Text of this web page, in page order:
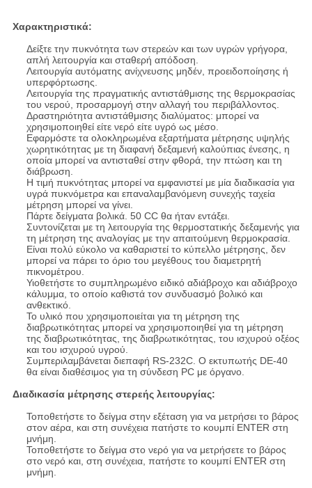
Χαρακτηριστικά:
Δείξτε την πυκνότητα των στερεών και των υγρών γρήγορα,
απλή λειτουργία και σταθερή απόδοση.
Λειτουργία αυτόματης ανίχνευσης μηδέν, προειδοποίησης ή
υπερφόρτωσης.
Λειτουργία της πραγματικής αντιστάθμισης της θερμοκρασίας
του νερού, προσαρμογή στην αλλαγή του περιβάλλοντος.
Δραστηριότητα αντιστάθμισης διαλύματος: μπορεί να
χρησιμοποιηθεί είτε νερό είτε υγρό ως μέσο.
Εφαρμόστε τα ολοκληρωμένα εξαρτήματα μέτρησης υψηλής
χωρητικότητας με τη διαφανή δεξαμενή καλούπιας ένεσης, η
οποία μπορεί να αντισταθεί στην φθορά, την πτώση και τη
διάβρωση.
Η τιμή πυκνότητας μπορεί να εμφανιστεί με μία διαδικασία για
υγρά πυκνόμετρα και επαναλαμβανόμενη συνεχής ταχεία
μέτρηση μπορεί να γίνει.
Πάρτε δείγματα βολικά. 50 CC θα ήταν εντάξει.
Συντονίζεται με τη λειτουργία της θερμοστατικής δεξαμενής για
τη μέτρηση της αναλογίας με την απαιτούμενη θερμοκρασία.
Είναι πολύ εύκολο να καθαριστεί το κύπελλο μέτρησης, δεν
μπορεί να πάρει το όριο του μεγέθους του διαμετρητή
πικνομέτρου.
Υιοθετήστε το συμπληρωμένο ειδικό αδιάβροχο και αδιάβροχο
κάλυμμα, το οποίο καθιστά τον συνδυασμό βολικό και
ανθεκτικό.
Το υλικό που χρησιμοποιείται για τη μέτρηση της
διαβρωτικότητας μπορεί να χρησιμοποιηθεί για τη μέτρηση
της διαβρωτικότητας, της διαβρωτικότητας, του ισχυρού οξέος
και του ισχυρού υγρού.
Συμπεριλαμβάνεται διεπαφή RS-232C. Ο εκτυπωτής DE-40
θα είναι διαθέσιμος για τη σύνδεση PC με όργανο.
Διαδικασία μέτρησης στερεής λειτουργίας:
Τοποθετήστε το δείγμα στην εξέταση για να μετρήσει το βάρος
στον αέρα, και στη συνέχεια πατήστε το κουμπί ENTER στη
μνήμη.
Τοποθετήστε το δείγμα στο νερό για να μετρήσετε το βάρος
στο νερό και, στη συνέχεια, πατήστε το κουμπί ENTER στη
μνήμη.